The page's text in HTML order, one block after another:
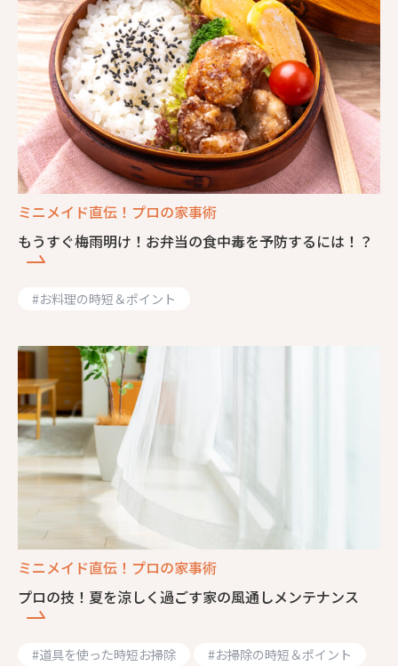
ミニメイド直伝！プロの家事術
もうすぐ梅雨明け！お弁当の食中毒を予防するには！？
#お料理の時短＆ポイント
ミニメイド直伝！プロの家事術
プロの技！夏を涼しく過ごす家の風通しメンテナンス
#道具を使った時短お掃除 #お掃除の時短＆ポイント